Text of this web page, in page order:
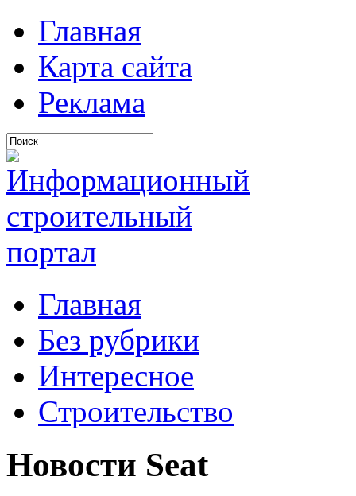
Главная
Карта сайта
Реклама
Главная
Без рубрики
Интересное
Строительство
Новости Seat